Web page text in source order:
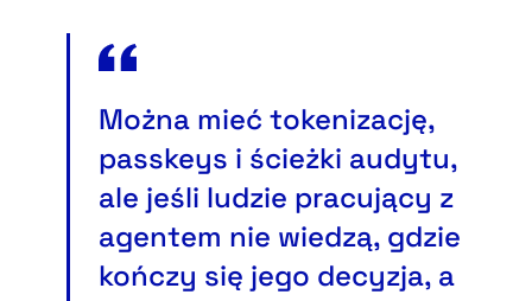
Można mieć tokenizację,
passkeys i ścieżki audytu,
ale jeśli ludzie pracujący z
agentem nie wiedzą, gdzie
kończy się jego decyzja, a